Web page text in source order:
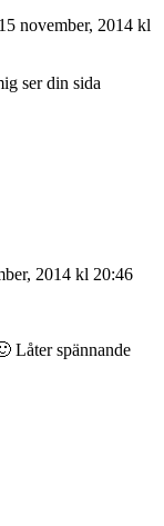
november, 2014 kl
ser din sida
2014 kl 20:46
Låter spännande